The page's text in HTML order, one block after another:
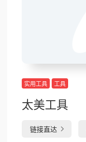
实用工具 工具
太美工具
链接直达